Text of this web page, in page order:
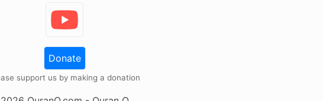
Donate
support us by making a donation